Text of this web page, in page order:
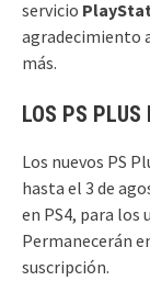
servicio
agradecimiento
más.
LOS PS PLUS
Los nuevos PS
hasta el 3 de
en PS4, para los
Permanecerán
suscripción.